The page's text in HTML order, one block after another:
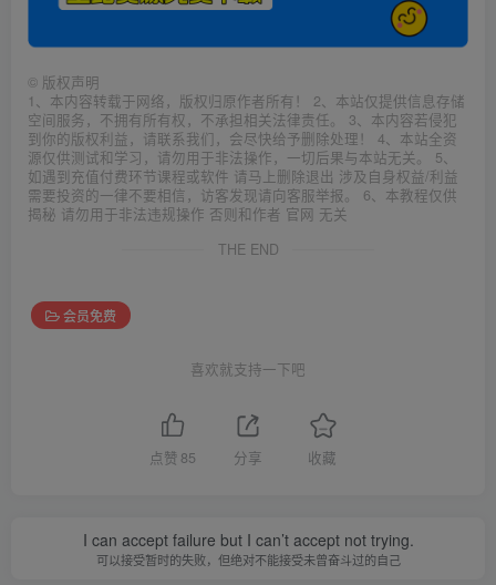
© 版权声明
1、本内容转载于网络，版权归原作者所有！ 2、本站仅提供信息存储
空间服务，不拥有所有权，不承担相关法律责任。 3、本内容若侵犯
到你的版权利益，请联系我们，会尽快给予删除处理！ 4、本站全资
源仅供测试和学习，请勿用于非法操作，一切后果与本站无关。 5、
如遇到充值付费环节课程或软件 请马上删除退出 涉及自身权益/利益
需要投资的一律不要相信，访客发现请向客服举报。 6、本教程仅供
揭秘 请勿用于非法违规操作 否则和作者 官网 无关
THE END
会员免费
喜欢就支持一下吧
点赞 85 分享 收藏
I can accept failure but I can’t accept not trying.
可以接受暂时的失败，但绝对不能接受未曾奋斗过的自己